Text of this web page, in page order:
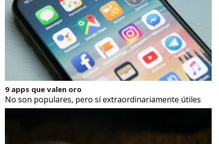
9 apps que valen oro
No son populares, pero sí extraordinariamente útiles